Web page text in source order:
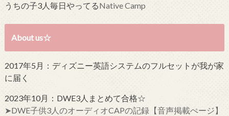
うちの子3人毎日やってるNative Camp
About us☆
2017年5月：ディズニー英語システムのフルセットが我が家
に届く
2023年10月：DWE3人まとめて合格☆
➤DWE子供3人のオーディオCAPの記録【音声掲載ぺージ】